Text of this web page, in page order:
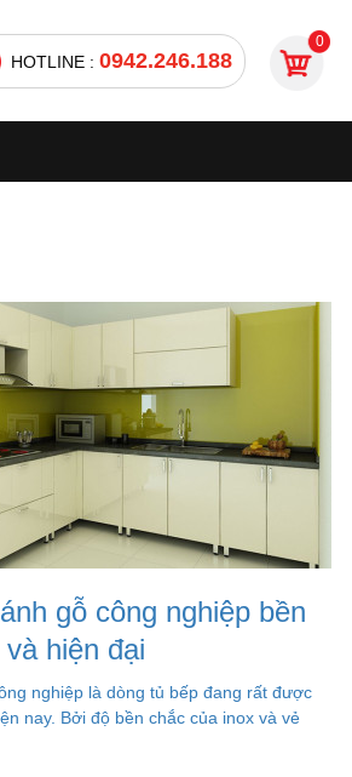
HOTLINE : 0942.246.188
0
gỗ công nghiệp bền
hiện đại
nghiệp là dòng tủ bếp đang rất được
nay. Bởi độ bền chắc của inox và vẻ